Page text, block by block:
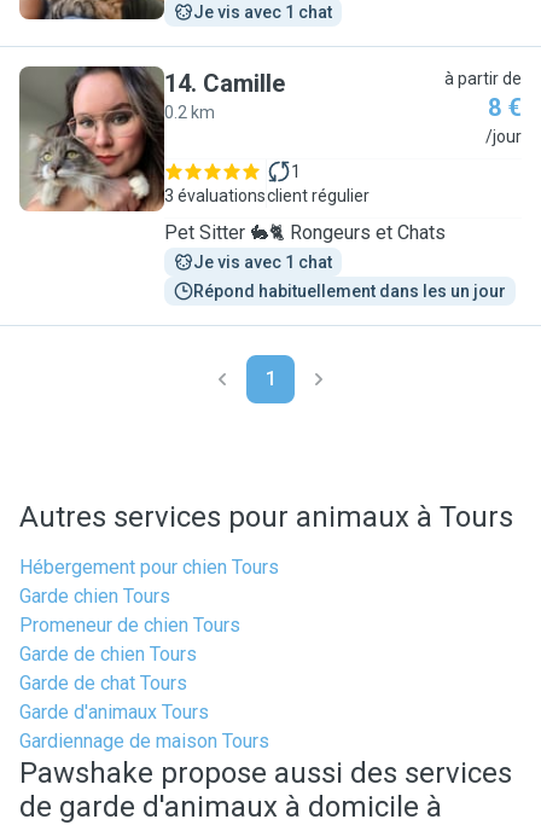
Je vis avec 1 chat
C
14. Camille
0.2 km
à partir de
8 €
/jour
3 évaluations
1
client régulier
Pet Sitter 🐇🐈 Rongeurs et Chats
Je vis avec 1 chat
Répond habituellement dans les un jour
1
Autres services pour animaux à Tours
Hébergement pour chien Tours
Garde chien Tours
Promeneur de chien Tours
Garde de chien Tours
Garde de chat Tours
Garde d'animaux Tours
Gardiennage de maison Tours
Pawshake propose aussi des services
de garde d'animaux à domicile à